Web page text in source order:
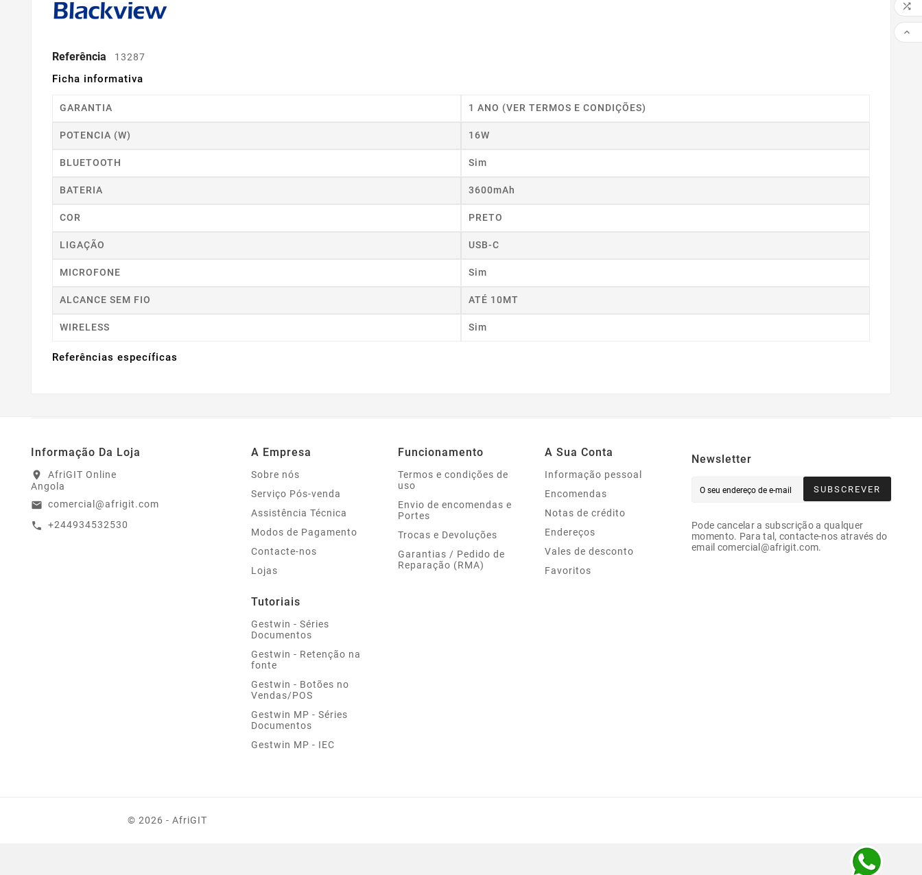
Referência 13287
Ficha informativa
GARANTIA 1 ANO (VER TERMOS E CONDIÇÕES)
POTENCIA (W) 16W
BLUETOOTH Sim
BATERIA 3600mAh
COR PRETO
LIGAÇÃO USB-C
MICROFONE Sim
ALCANCE SEM FIO ATÉ 10MT
WIRELESS Sim
Referências específicas
Informação Da Loja
location_on
AfriGIT Online
Angola
email comercial@afrigit.com
call +244934532530
A Empresa
Sobre nós
Serviço Pós-venda
Assistência Técnica
Modos de Pagamento
Contacte-nos
Lojas
Tutoriais
Gestwin - Séries
Documentos
Gestwin - Retenção na
fonte
Gestwin - Botões no
Vendas/POS
Gestwin MP - Séries
Documentos
Gestwin MP - IEC
Funcionamento
Termos e condições de
uso
Envio de encomendas e
Portes
Trocas e Devoluções
Garantias / Pedido de
Reparação (RMA)
A Sua Conta
Informação pessoal
Encomendas
Notas de crédito
Endereços
Vales de desconto
Favoritos
Newsletter
SUBSCREVER
Pode cancelar a subscrição a qualquer
momento. Para tal, contacte-nos através do
email comercial@afrigit.com.


© 2026 - AfriGIT